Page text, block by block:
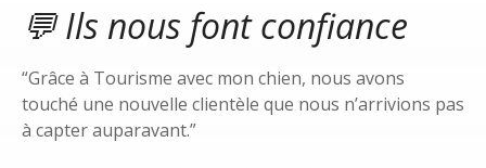
💬 Ils nous font confiance
“Grâce à Tourisme avec mon chien, nous avons
touché une nouvelle clientèle que nous n’arrivions pas
à capter auparavant.”